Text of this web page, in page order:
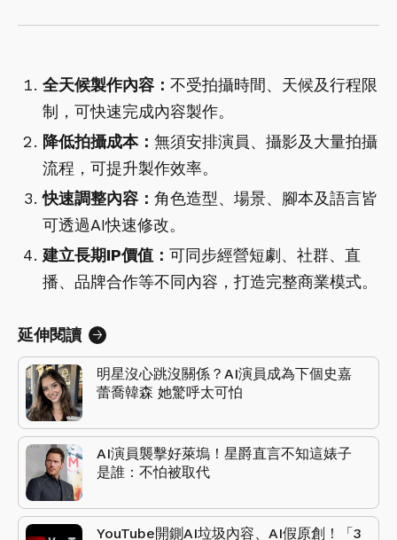
全天候製作內容： 不受拍攝時間、天候及行程限
制，可快速完成內容製作。
降低拍攝成本： 無須安排演員、攝影及大量拍攝
流程，可提升製作效率。
快速調整內容： 角色造型、場景、腳本及語言皆
可透過AI快速修改。
建立長期IP價值： 可同步經營短劇、社群、直
播、品牌合作等不同內容，打造完整商業模式。
延伸閱讀
明星沒心跳沒關係？AI演員成為下個史嘉
蕾喬韓森 她驚呼太可怕
AI演員襲擊好萊塢！星爵直言不知這婊子
是誰：不怕被取代
YouTube開鍘AI垃圾內容、AI假原創！「3